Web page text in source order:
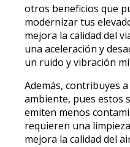
otros beneficios que
modernizar tus
mejora la calidad del
una aceleración y
un ruido y vibración
Además, contribuyes
ambiente, pues estos
emiten menos
requieren una
mejora la calidad del